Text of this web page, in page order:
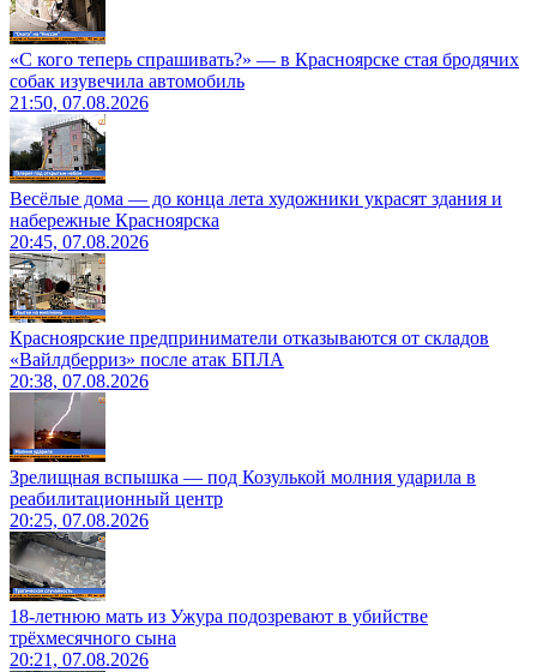
«С кого теперь спрашивать?» — в Красноярске стая бродячих
собак изувечила автомобиль
21:50, 07.08.2026
Весёлые дома — до конца лета художники украсят здания и
набережные Красноярска
20:45, 07.08.2026
Красноярские предприниматели отказываются от складов
«Вайлдберриз» после атак БПЛА
20:38, 07.08.2026
Зрелищная вспышка — под Козулькой молния ударила в
реабилитационный центр
20:25, 07.08.2026
18-летнюю мать из Ужура подозревают в убийстве
трёхмесячного сына
20:21, 07.08.2026